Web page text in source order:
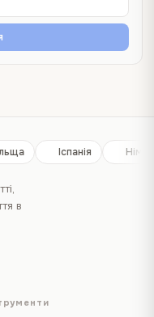
Іспанія
в